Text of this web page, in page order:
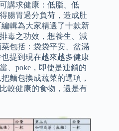
講求健康：低脂、低
腸胃過分負荷，造成肚
輯為大家精選了十款新
毒之功效，想養生、減
包括：袋袋平安、盆滿
提到現在越來越多健康
、poke，即使是連鎖的
麵包換成蔬菜的選項，
較健康的食物，還是有